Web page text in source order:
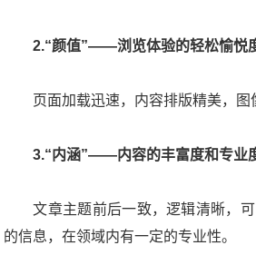
2.“颜值”——浏览体验的轻松愉悦
页面加载迅速，内容排版精美，图
3.“内涵”——内容的丰富度和专业
文章主题前后一致，逻辑清晰，
的信息，在领域内有一定的专业性。